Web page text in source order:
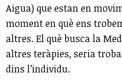
Aigua) que estan en
moment en què ens
altres. El què busca la
altres teràpies, seria
dins l’individu.